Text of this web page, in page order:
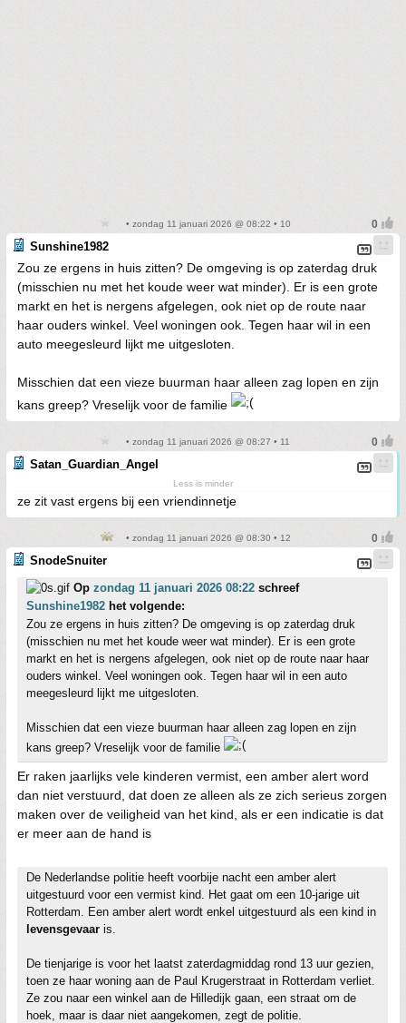
• zondag 11 januari 2026 @ 08:22 • 10
Sunshine1982
Zou ze ergens in huis zitten? De omgeving is op zaterdag druk
(misschien nu met het koude weer wat minder). Er is een grote
markt en het is nergens afgelegen, ook niet op de route naar
haar ouders winkel. Veel woningen ook. Tegen haar wil in een
auto meegesleurd lijkt me uitgesloten.
Misschien dat een vieze buurman haar alleen zag lopen en zijn
kans greep? Vreselijk voor de familie
• zondag 11 januari 2026 @ 08:27 • 11
Satan_Guardian_Angel
Less is minder
ze zit vast ergens bij een vriendinnetje
• zondag 11 januari 2026 @ 08:30 • 12
SnodeSnuiter
Op zondag 11 januari 2026 08:22 schreef
Sunshine1982 het volgende:
Zou ze ergens in huis zitten? De omgeving is op zaterdag druk
(misschien nu met het koude weer wat minder). Er is een grote
markt en het is nergens afgelegen, ook niet op de route naar haar
ouders winkel. Veel woningen ook. Tegen haar wil in een auto
meegesleurd lijkt me uitgesloten.
Misschien dat een vieze buurman haar alleen zag lopen en zijn
kans greep? Vreselijk voor de familie
Er raken jaarlijks vele kinderen vermist, een amber alert word
dan niet verstuurd, dat doen ze alleen als ze zich serieus zorgen
maken over de veiligheid van het kind, als er een indicatie is dat
er meer aan de hand is
De Nederlandse politie heeft voorbije nacht een amber alert
uitgestuurd voor een vermist kind. Het gaat om een 10-jarige uit
Rotterdam. Een amber alert wordt enkel uitgestuurd als een kind in
levensgevaar is.
De tienjarige is voor het laatst zaterdagmiddag rond 13 uur gezien,
toen ze haar woning aan de Paul Krugerstraat in Rotterdam verliet.
Ze zou naar een winkel aan de Hilledijk gaan, een straat om de
hoek, maar is daar niet aangekomen, zegt de politie.